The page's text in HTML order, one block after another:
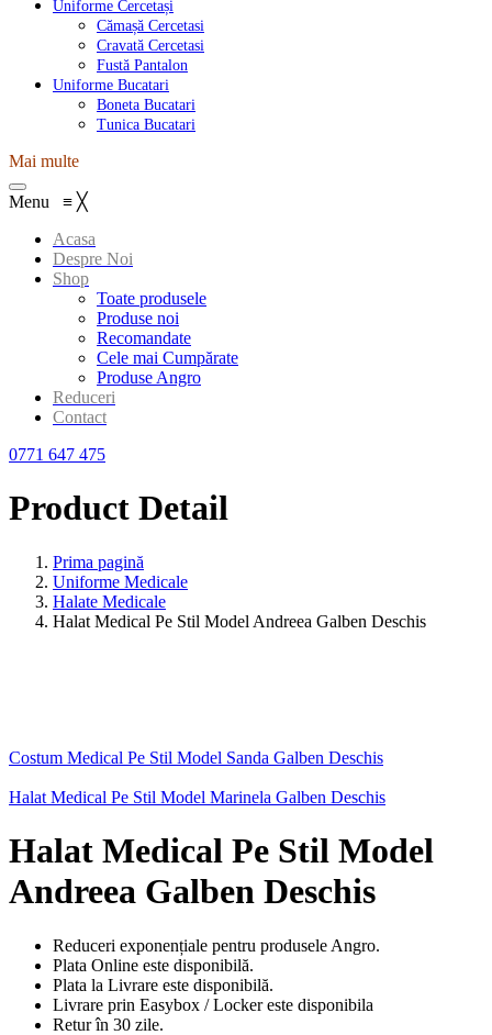
Uniforme Cercetași
Cămașă Cercetasi
Cravată Cercetasi
Fustă Pantalon
Uniforme Bucatari
Boneta Bucatari
Tunica Bucatari
Mai multe
Menu ≡ ╳
Acasa
Despre Noi
Shop
Toate produsele
Produse noi
Recomandate
Cele mai Cumpărate
Produse Angro
Reduceri
Contact
0771 647 475
Product Detail
Prima pagină
Uniforme Medicale
Halate Medicale
Halat Medical Pe Stil Model Andreea Galben Deschis
Costum Medical Pe Stil Model Sanda Galben Deschis
Halat Medical Pe Stil Model Marinela Galben Deschis
Halat Medical Pe Stil Model
Andreea Galben Deschis
Reduceri exponențiale pentru produsele Angro.
Plata Online este disponibilă.
Plata la Livrare este disponibilă.
Livrare prin Easybox / Locker este disponibila
Retur în 30 zile.